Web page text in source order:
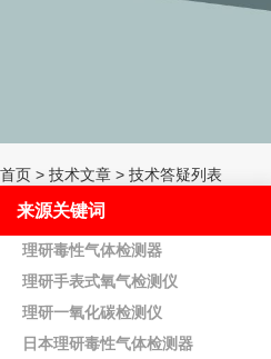
首页 > 技术文章 > 技术答疑列表
来源关键词
理研毒性气体检测器
理研手表式氧气检测仪
理研一氧化碳检测仪
日本理研毒性气体检测器